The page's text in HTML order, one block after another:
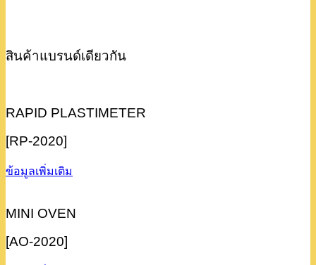
สินค้าแบรนด์เดียวกัน
RAPID PLASTIMETER
[RP-2020]
ข้อมูลเพิ่มเติม
MINI OVEN
[AO-2020]